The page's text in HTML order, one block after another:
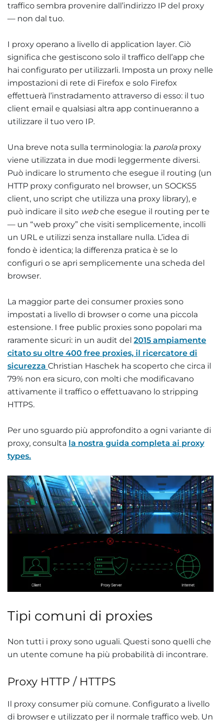
traffico sembra provenire dall’indirizzo IP del proxy
— non dal tuo.
I proxy operano a livello di application layer. Ciò
significa che gestiscono solo il traffico dell’app che
hai configurato per utilizzarli. Imposta un proxy nelle
impostazioni di rete di Firefox e solo Firefox
effettuerà l’instradamento attraverso di esso: il tuo
client email e qualsiasi altra app continueranno a
utilizzare il tuo vero IP.
Una breve nota sulla terminologia: la parola proxy
viene utilizzata in due modi leggermente diversi.
Può indicare lo strumento che esegue il routing (un
HTTP proxy configurato nel browser, un SOCKS5
client, uno script che utilizza una proxy library), e
può indicare il sito webche esegue il routing per te
— un “web proxy” che visiti semplicemente, incolli
un URL e utilizzi senza installare nulla. L’idea di
fondo è identica; la differenza pratica è se lo
configuri o se apri semplicemente una scheda del
browser.
La maggior parte dei consumer proxies sono
impostati a livello di browser o come una piccola
estensione. I free public proxies sono popolari ma
raramente sicuri: in un audit del 2015 ampiamente
citato su oltre 400 free proxies, il ricercatore di
sicurezza Christian Haschek ha scoperto che circa il
79% non era sicuro, con molti che modificavano
attivamente il traffico o effettuavano lo stripping
HTTPS.
Per uno sguardo più approfondito a ogni variante di
proxy, consulta la nostra guida completa ai proxy
types.
Tipi comuni di proxies
Non tutti i proxy sono uguali. Questi sono quelli che
un utente comune ha più probabilità di incontrare.
Proxy HTTP / HTTPS
Il proxy consumer più comune. Configurato a livello
di browser e utilizzato per il normale traffico web. Un